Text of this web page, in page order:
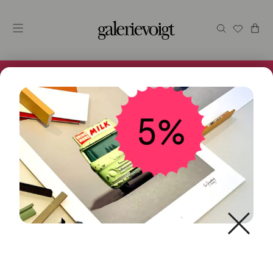
Versandfertig! 5% Bei Newsletteranmeldung.
Start/Kunst /Malerei / Unikat / Pool – Ibiza